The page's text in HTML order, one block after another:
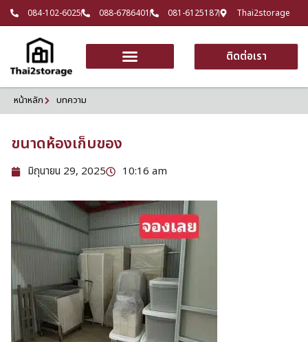
084-102-6025 088-6786401 081-6125187 Thai2storage
ติดต่อเรา
หน้าหลัก บทความ
ขนาดห้องเก็บของ
มิถุนายน 29, 2025 10:16 am